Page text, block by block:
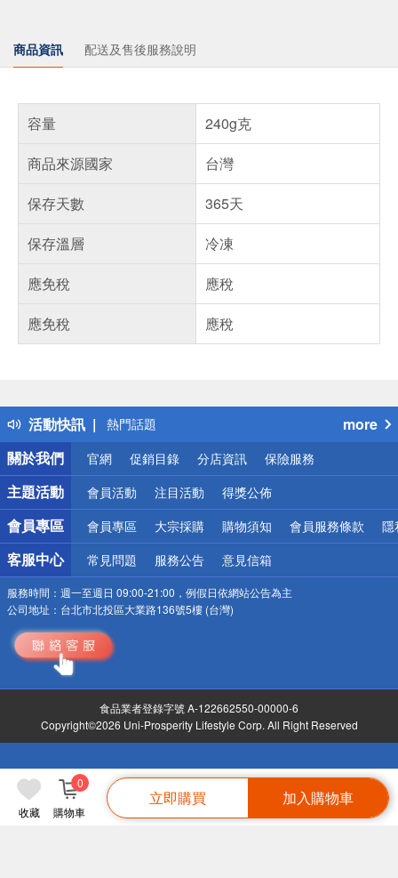
收藏 購物車
0
立即購買 加入購物車
商品資訊 配送及售後服務說明
容量
240g克
商品來源國家
台灣
保存天數
365天
保存溫層
冷凍
應免稅
應稅
應免稅
應稅
活動快訊
得獎公告
熱門話題
銀行優惠
偏遠地區配送
詐騙網頁！請小心！
more
關於我們
官網 促銷目錄 分店資訊 保險服務
主題活動 會員活動 注目活動 得獎公佈
會員專區 會員專區 大宗採購 購物須知 會員服務條款 隱
客服中心 常見問題 服務公告 意見信箱
服務時間： 週一至週日 09:00-21:00，例假日依網站公告為主
公司地址： 台北市北投區大業路136號5樓 (台灣)
食品業者登錄字號 A-122662550-00000-6
Copyright©2026 Uni-Prosperity Lifestyle Corp. All Right Reserved